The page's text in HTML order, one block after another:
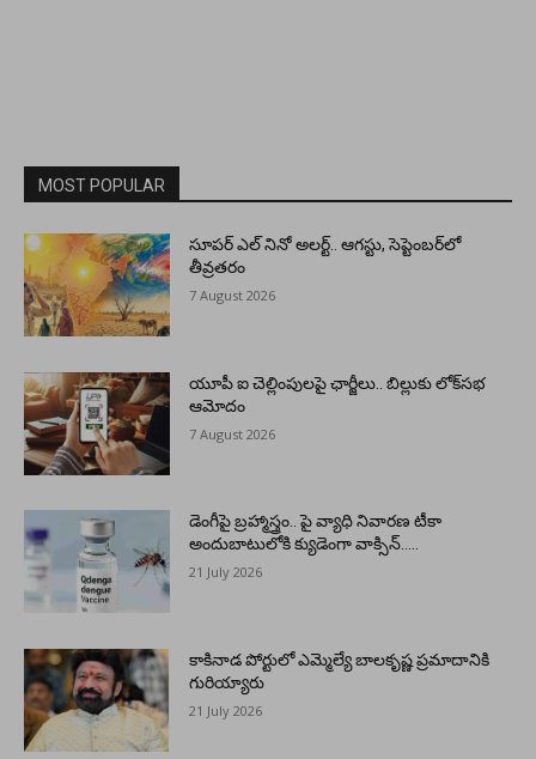
MOST POPULAR
సూపర్ ఎల్ నినో అలర్ట్.. ఆగస్టు, సెప్టెంబర్‌లో
తీవ్రతరం
7 August 2026
యూపీ ఐ చెల్లింపులపై ఛార్జీలు.. బిల్లుకు లోక్‌సభ
ఆమోదం
7 August 2026
డెంగీపై బ్రహ్మాస్త్రం.. పై వ్యాధి నివారణ టీకా
అందుబాటులోకి క్యుడెంగా వాక్సిన్…..
21 July 2026
కాకినాడ పోర్టులో ఎమ్మెల్యే బాలకృష్ణ ప్రమాదానికి
గురియ్యారు
21 July 2026